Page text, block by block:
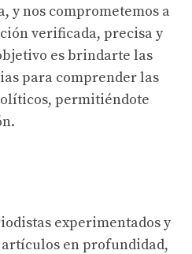
y nos comprometemos a
verificada, precisa y
es brindarte las
para comprender las
permitiéndote
experimentados y
en profundidad,